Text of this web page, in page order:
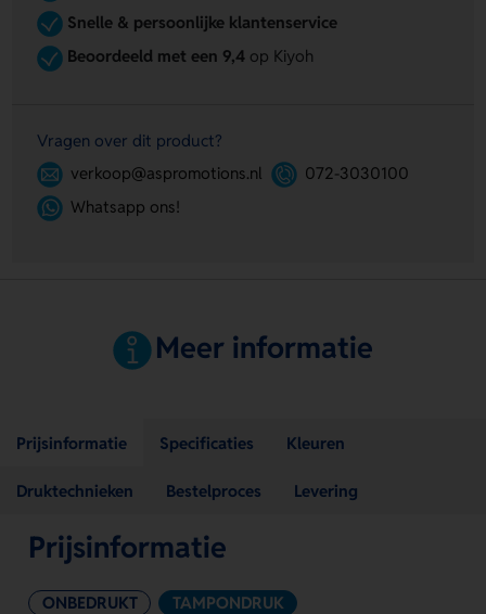
Snelle & persoonlijke klantenservice
Beoordeeld met een 9,4op Kiyoh
Vragen over dit product?
verkoop@aspromotions.nl
072-3030100
Whatsapp ons!
Meer informatie
Prijsinformatie Specificaties Kleuren
Druktechnieken Bestelproces Levering
Prijsinformatie
ONBEDRUKT TAMPONDRUK